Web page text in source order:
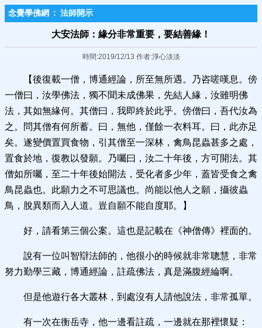
念覺學佛網 : 法師開示
大安法師：緣分非常重要，要結善緣！
時間:2019/12/13 作者:淨心淡淡
【後復載一僧，博通經論，所至無所遇。乃咨嗟嘆息。傍
一僧曰，汝學佛法，獨不聞未成佛果，先結人緣，汝雖明佛
法，其如無緣何。其僧曰，我即終於此乎。傍僧曰，吾代汝為
之。問其僧有何所蓄。曰，無他，僅餘一衣料耳。曰，此亦足
矣。遂變價置買食物，引其僧至一深林，禽鳥昆蟲甚多之處，
置食於地，復教以發願。乃囑曰，汝二十年後，方可開法。其
僧如所囑，至二十年後始開法，受化者多少年，蓋皆受食之禽
鳥昆蟲也。此願力之不可思議也。尚能以他人之願，攝彼蟲
鳥，脫異類而入人道。豈自願不能自度耶。】
好，請看第三個公案。這也是記載在《神僧傳》裡面的。
說有一位叫智辯法師的，他很小的時候就非常聰慧，非常
努力勤學三藏，博通經論，註疏佛法，真是滿腹經綸啊。
但是他遊行各大叢林，到處沒有人請他說法，非常孤單。
有一次在衡岳寺，他一邊看註疏，一邊就在那裡懷疑：